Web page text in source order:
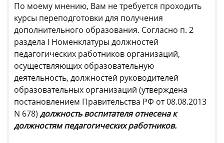
По моему мнению, Вам не требуется проходить
курсы переподготовки для получения
дополнительного образования. Согласно п. 2
раздела I Номенклатуры должностей
педагогических работников организаций,
осуществляющих образовательную
деятельность, должностей руководителей
образовательных организаций (утверждена
постановлением Правительства РФ от 08.08.2013
N 678) должность воспитателя отнесена к
должностям педагогических работников.